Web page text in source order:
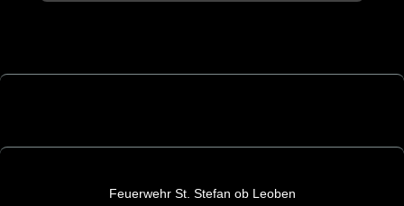
Feuerwehr St. Stefan ob Leoben